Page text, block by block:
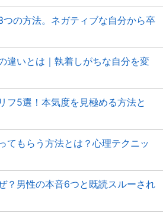
の方法。ネガティブな自分から卒
違いとは｜執着しがちな自分を変
フ5選！本気度を見極める方法と
てもらう方法とは？心理テクニッ
？男性の本音6つと既読スルーされ